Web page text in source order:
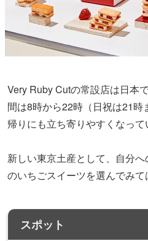
Very Ruby Cutの常設店は日本
間は8時から22時（日祝は21
帰りにも立ち寄りやすくなって
新しい東京土産として、自分
のいちごスイーツを選んでみて
スポット